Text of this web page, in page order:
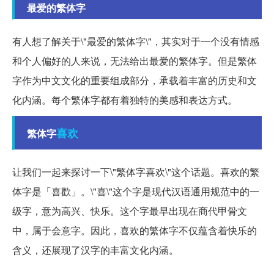
最爱的繁体字
有人想了解关于\"最爱的繁体字\"，其实对于一个没有情感
和个人偏好的人来说，无法给出最爱的繁体字。但是繁体
字作为中文文化的重要组成部分，承载着丰富的历史和文
化内涵。每个繁体字都有着独特的美感和表达方式。
繁体字喜欢
让我们一起来探讨一下\"繁体字喜欢\"这个话题。喜欢的繁
体字是「喜歡」。\"喜\"这个字是现代汉语通用规范中的一
级字，意为高兴、快乐。这个字最早出现在商代甲骨文
中，属于会意字。因此，喜欢的繁体字不仅蕴含着快乐的
含义，还展现了汉字的丰富文化内涵。